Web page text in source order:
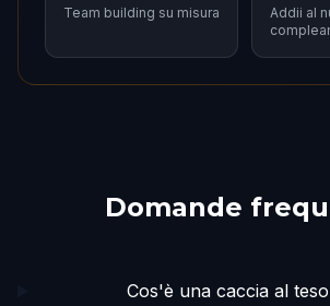
Team building su misura
Addii al
Domande
Cos'è una caccia al